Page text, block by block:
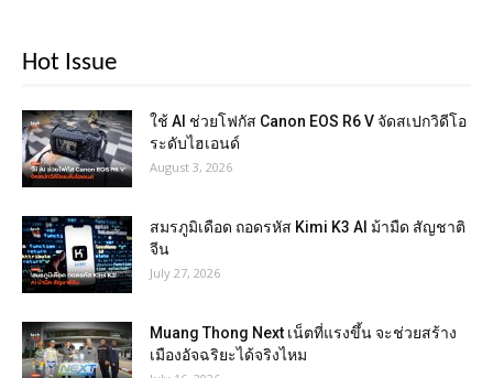
Hot Issue
ใช้ AI ช่วยโฟกัส Canon EOS R6 V จัดสเปกวิดีโอ
ระดับไฮเอนด์
August 3, 2026
สมรภูมิเดือด ถอดรหัส Kimi K3 AI ม้ามืด สัญชาติ
จีน
July 27, 2026
Muang Thong Next เน็ตที่แรงขึ้น จะช่วยสร้าง
เมืองอัจฉริยะได้จริงไหม